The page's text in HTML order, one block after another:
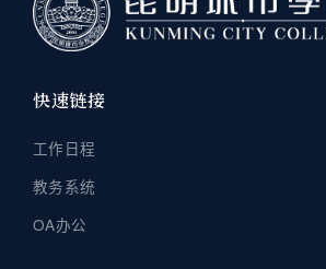
快速链接
工作日程
教务系统
OA办公